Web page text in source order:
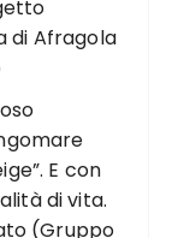
di Afragola
E con
di vita.
(Gruppo